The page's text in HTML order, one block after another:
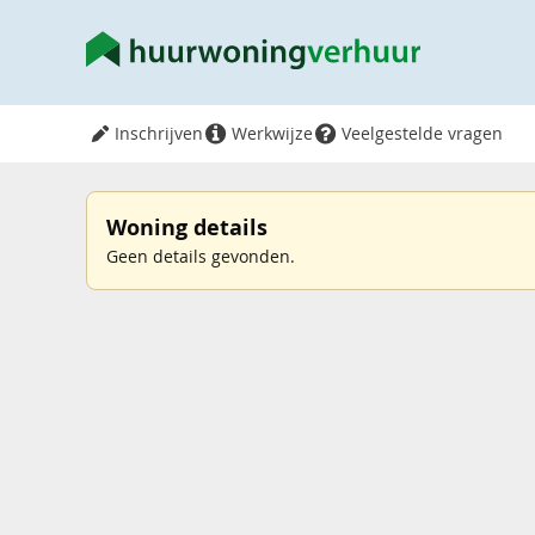
Inschrijven Werkwijze Veelgestelde vragen
Woning details
Geen details gevonden.